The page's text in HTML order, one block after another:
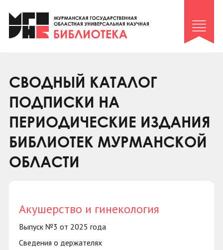
Клуб «Гиря и сельдерей»
Клуб «Семейный архив»
Коллегам
Контакты
СВОДНЫЙ КАТАЛОГ
ПОДПИСКИ НА
ПЕРИОДИЧЕСКИЕ ИЗДАНИЯ
БИБЛИОТЕК МУРМАНСКОЙ
ОБЛАСТИ
Акушерство и гинекология
Выпуск №3 от 2025 года
Сведения о держателях